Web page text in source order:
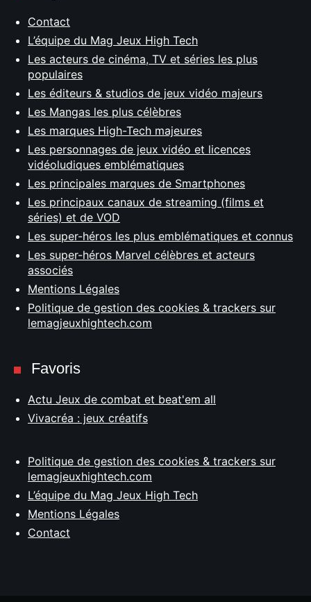
Contact
L’équipe du Mag Jeux High Tech
Les acteurs de cinéma, TV et séries les plus
populaires
Les éditeurs & studios de jeux vidéo majeurs
Les Mangas les plus célèbres
Les marques High-Tech majeures
Les personnages de jeux vidéo et licences
vidéoludiques emblématiques
Les principales marques de Smartphones
Les principaux canaux de streaming (films et
séries) et de VOD
Les super-héros les plus emblématiques et connus
Les super-héros Marvel célèbres et acteurs
associés
Mentions Légales
Politique de gestion des cookies & trackers sur
lemagjeuxhightech.com
Favoris
Actu Jeux de combat et beat'em all
Vivacréa : jeux créatifs
Politique de gestion des cookies & trackers sur
lemagjeuxhightech.com
L’équipe du Mag Jeux High Tech
Mentions Légales
Contact